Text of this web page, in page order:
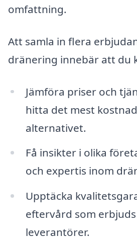
omfattning.
Att samla in flera
dränering innebär att du
Jämföra priser och
hitta det mest
alternativet.
Få insikter i olika
och expertis inom
Upptäcka
eftervård som
leverantörer.